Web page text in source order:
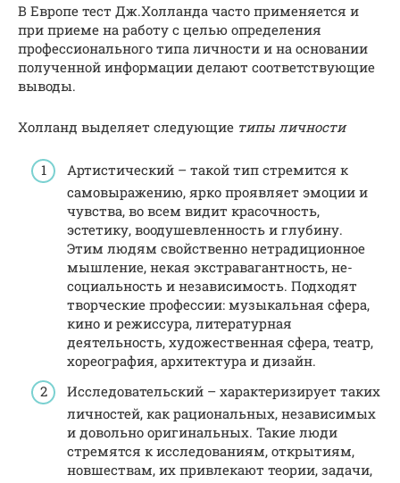
В Европе тест Дж.Холланда часто применяется и
при приеме на работу с целью определения
профессионального типа личности и на основании
полученной информации делают соответствующие
выводы.
Холланд выделяет следующие типы личности
Артистический – такой тип стремится к
самовыражению, ярко проявляет эмоции и
чувства, во всем видит красочность,
эстетику, воодушевленность и глубину.
Этим людям свойственно нетрадиционное
мышление, некая экстравагантность, не-
социальность и независимость. Подходят
творческие профессии: музыкальная сфера,
кино и режиссура, литературная
деятельность, художественная сфера, театр,
хореография, архитектура и дизайн.
Исследовательский – характеризирует таких
личностей, как рациональных, независимых
и довольно оригинальных. Такие люди
стремятся к исследованиям, открытиям,
новшествам, их привлекают теории, задачи,